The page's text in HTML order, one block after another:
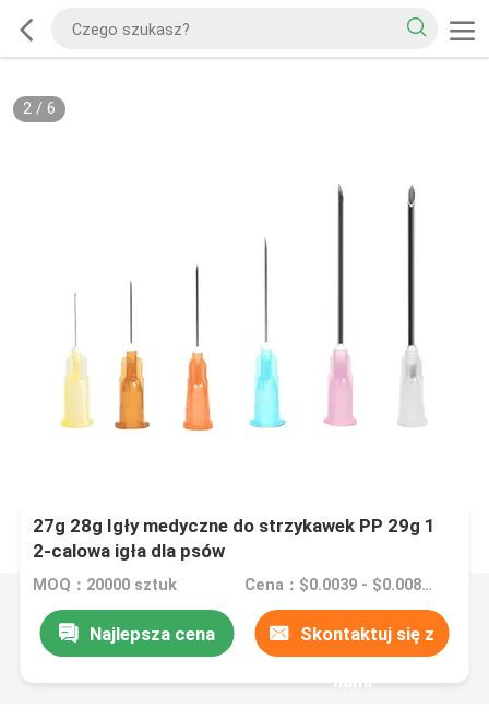
2/ 6
27g 28g Igły medyczne do strzykawek PP 29g 1
2-calowa igła dla psów
MOQ：20000 sztuk Cena：$0.0039 - $0.0089/pieces
Najlepsza cena Skontaktuj się z
nami